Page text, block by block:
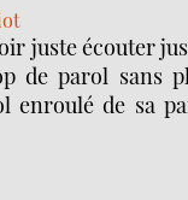
juste écouter
de parol sans
enroulé de sa